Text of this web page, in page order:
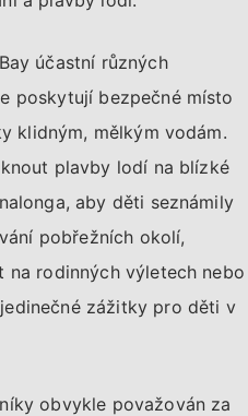
účastní různých
poskytují bezpečné místo
klidným, mělkým vodám.
plavby lodí na blízké
aby děti seznámily
pobřežních okolí,
na rodinných výletech nebo
zážitky pro děti v
obvykle považován za